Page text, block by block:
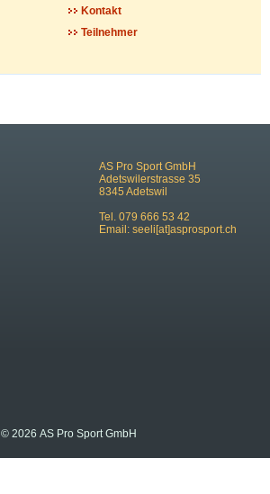
Kontakt
Teilnehmer
AS Pro Sport GmbH
Adetswilerstrasse 35
8345 Adetswil
Tel. 079 666 53 42
Email: seeli[at]asprosport.ch
© 2026 AS Pro Sport GmbH